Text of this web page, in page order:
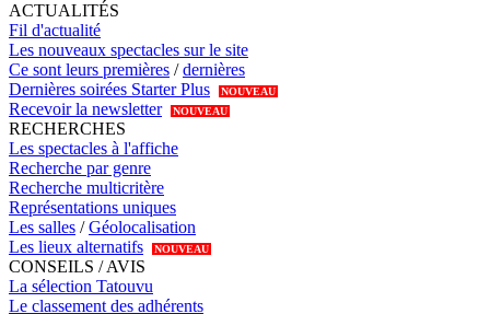
ACTUALITÉS
Fil d'actualité
Les nouveaux spectacles sur le site
Ce sont leurs premières /dernières
Dernières soirées Starter Plus
NOUVEAU
Recevoir la newsletter NOUVEAU
RECHERCHES
Les spectacles à l'affiche
Recherche par genre
Recherche multicritère
Représentations uniques
Les salles /Géolocalisation
Les lieux alternatifs
NOUVEAU
CONSEILS / AVIS
La sélection Tatouvu
Le classement des adhérents